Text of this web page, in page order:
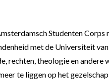
Studenten
met de Universiteit
theologie en andere
te liggen op het